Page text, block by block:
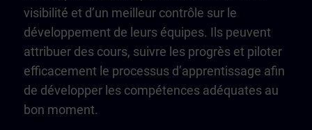
visibilité et d’un meilleur contrôle sur le
développement de leurs équipes. Ils peuvent
attribuer des cours, suivre les progrès et piloter
efficacement le processus d’apprentissage afin
de développer les compétences adéquates au
bon moment.